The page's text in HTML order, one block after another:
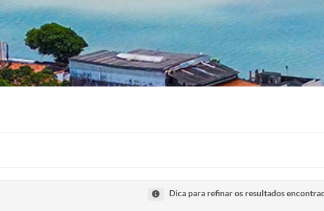
Dica para refinar os resultados